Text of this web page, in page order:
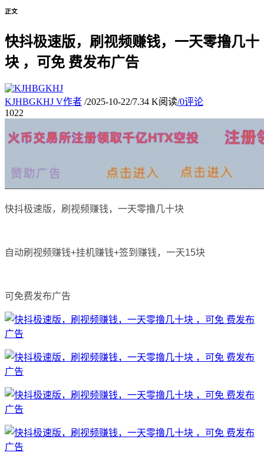
正文
快抖极速版，刷视频赚钱，一天零撸几十
块 ，可免 费发布广告
KJHBGKHJ V作者 /2025-10-22/7.34 K阅读/0评论
1022
快抖极速版，刷视频赚钱，一天零撸几十块
自动刷视频赚钱+挂机赚钱+签到赚钱，一天15块
可免费发布广告